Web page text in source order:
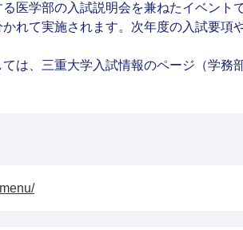
医学部の入試説明会を兼ねたイベント
れて実施されます。次年度の入試要
は、三重大学入試情報のページ（学